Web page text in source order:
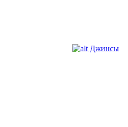
Джинсы